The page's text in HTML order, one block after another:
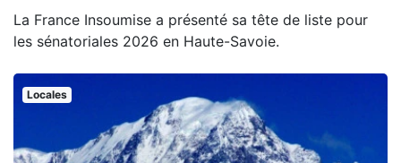
La France Insoumise a présenté sa tête de liste pour
les sénatoriales 2026 en Haute-Savoie.
Locales